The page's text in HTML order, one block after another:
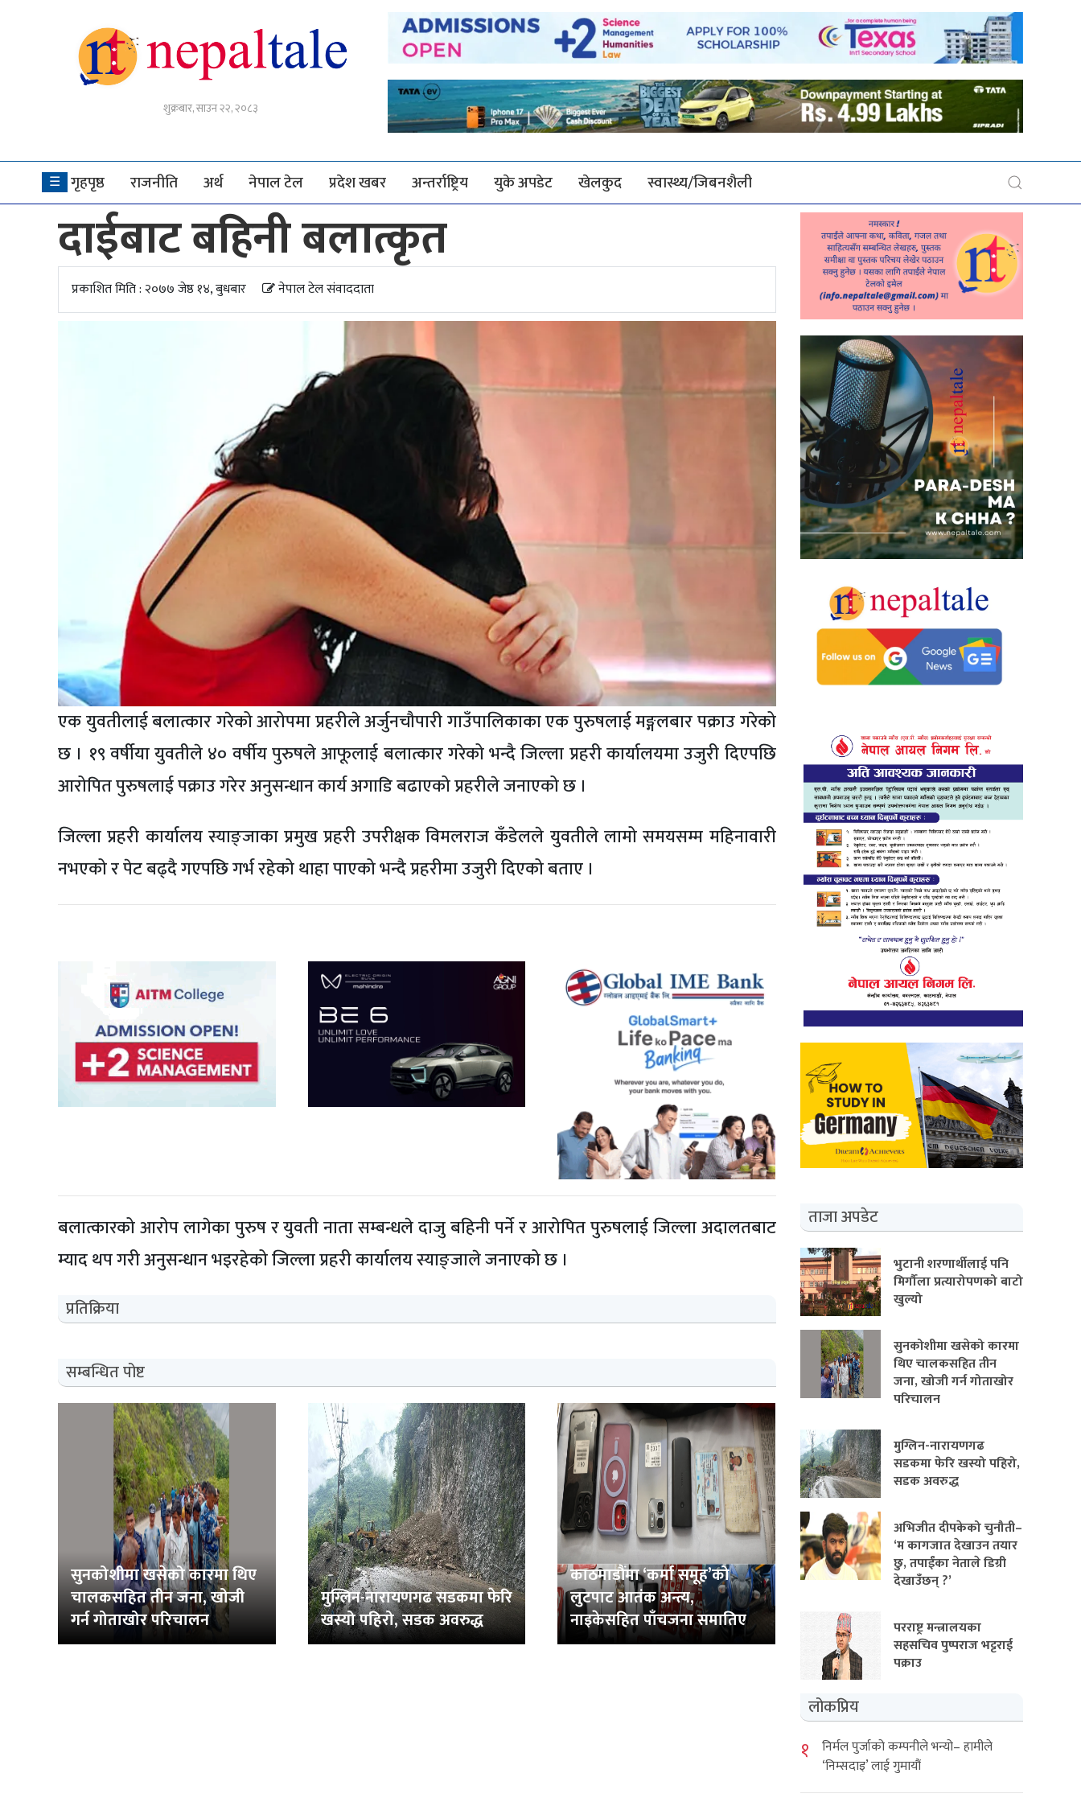
शुक्रबार, साउन २२, २०८३
अर्थ
नेपाल
अन्तर्राष्ट्रिय
☰ गृहपृष्ठ राजनीति अर्थ नेपाल टेल प्रदेश खबर अन्तर्राष्ट्रिय युके अपडेट खेलकुद स्वास्थ्य/जिबनशैली
दाईबाट बहिनी बलात्कृत
प्रकाशित मिति : २०७७ जेष्ठ १४, बुधबार नेपाल टेल संवाददाता
एक युवतीलाई बलात्कार गरेको आरोपमा प्रहरीले अर्जुनचौपारी गाउँपालिकाका एक पुरुषलाई मङ्गलबार पक्राउ गरेको
छ । १९ वर्षीया युवतीले ४० वर्षीय पुरुषले आफूलाई बलात्कार गरेको भन्दै जिल्ला प्रहरी कार्यालयमा उजुरी दिएपछि
आरोपित पुरुषलाई पक्राउ गरेर अनुसन्धान कार्य अगाडि बढाएको प्रहरीले जनाएको छ ।
जिल्ला प्रहरी कार्यालय स्याङ्जाका प्रमुख प्रहरी उपरीक्षक विमलराज कँडेलले युवतीले लामो समयसम्म महिनावारी
नभएको र पेट बढ्दै गएपछि गर्भ रहेको थाहा पाएको भन्दै प्रहरीमा उजुरी दिएको बताए ।
बलात्कारको आरोप लागेका पुरुष र युवती नाता सम्बन्धले दाजु बहिनी पर्ने र आरोपित पुरुषलाई जिल्ला अदालतबाट
म्याद थप गरी अनुसन्धान भइरहेको जिल्ला प्रहरी कार्यालय स्याङ्जाले जनाएको छ ।
प्रतिक्रिया
सम्बन्धित पोष्ट
सुनकोशीमा खसेको कारमा थिए
चालकसहित तीन जना, खोजी
गर्न गोताखोर परिचालन
मुग्लिन-नारायणगढ सडकमा फेरि
खस्यो पहिरो, सडक अवरुद्ध
काठमाडौंमा ‘कर्मा समूह’को
लुटपाट आतंक अन्त्य,
नाइकेसहित पाँचजना समातिए
ताजा अपडेट
भुटानी शरणार्थीलाई पनि
मिर्गौला प्रत्यारोपणको बाटो
खुल्यो
सुनकोशीमा खसेको कारमा
थिए चालकसहित तीन
जना, खोजी गर्न गोताखोर
परिचालन
मुग्लिन-नारायणगढ
सडकमा फेरि खस्यो पहिरो,
सडक अवरुद्ध
अभिजीत दीपकेको चुनौती–
‘म कागजात देखाउन तयार
छु, तपाईंका नेताले डिग्री
देखाउँछन् ?’
परराष्ट्र मन्त्रालयका
सहसचिव पुष्पराज भट्टराई
पक्राउ
लोकप्रिय
१
निर्मल पुर्जाको कम्पनीले भन्यो– हामीले
‘निम्सदाइ’ लाई गुमायौं